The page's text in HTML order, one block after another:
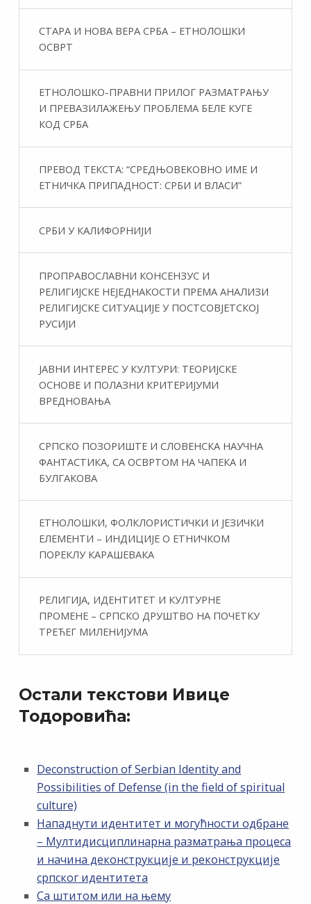
СТАРА И НОВА ВЕРА СРБА – ЕТНОЛОШКИ
ОСВРТ
ЕТНОЛОШКО-ПРАВНИ ПРИЛОГ РАЗМАТРАЊУ
И ПРЕВАЗИЛАЖЕЊУ ПРОБЛЕМА БЕЛЕ КУГЕ
КОД СРБА
ПРЕВОД ТЕКСТА: “СРЕДЊОВЕКОВНО ИМЕ И
ЕТНИЧКА ПРИПАДНОСТ: СРБИ И ВЛАСИ”
СРБИ У КАЛИФОРНИЈИ
ПРОПРАВОСЛАВНИ КОНСЕНЗУС И
РЕЛИГИЈСКЕ НЕЈЕДНАКОСТИ ПРЕМА АНАЛИЗИ
РЕЛИГИЈСКЕ СИТУАЦИЈЕ У ПОСТСОВЈЕТСКОЈ
РУСИЈИ
ЈАВНИ ИНТЕРЕС У КУЛТУРИ: ТЕОРИЈСКЕ
ОСНОВЕ И ПОЛАЗНИ КРИТЕРИЈУМИ
ВРЕДНОВАЊА
СРПСКО ПОЗОРИШТЕ И СЛОВЕНСКА НАУЧНА
ФАНТАСТИКA, СА ОСВРТОМ НА ЧАПЕКА И
БУЛГАКОВА
ЕТНОЛОШКИ, ФОЛКЛОРИСТИЧКИ И ЈЕЗИЧКИ
ЕЛЕМЕНТИ – ИНДИЦИЈЕ О ЕТНИЧКОМ
ПОРЕКЛУ КАРАШЕВАКА
РЕЛИГИЈА, ИДЕНТИТЕТ И КУЛТУРНЕ
ПРОМЕНЕ – СРПСКО ДРУШТВО НА ПОЧЕТКУ
ТРЕЋЕГ МИЛЕНИЈУМА
Остали текстови Ивице
Тодоровића:
Deconstruction of Serbian Identity and
Possibilities of Defense (in the field of spiritual
culture)
Нападнути идентитет и могућности одбране
– Мултидисциплинарна разматрања процеса
и начина деконструкције и реконструкције
српског идентитета
Са штитом или на њему